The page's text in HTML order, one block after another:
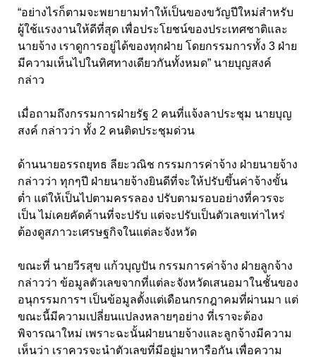
“อย่างไรก็ตามจะพยายามทำให้เป็นของขวัญปีใหม่สำหรับ
ผู้ใช้แรงงานให้ดีที่สุด เพื่อประโยชน์ของประเทศชาติและ
นายจ้าง เราดูการอยู่ได้ของทุกฝ่าย โดยกรรมการทั้ง 3 ฝ่าย
มีความเห็นไปในทิศทางเดียวกันทั้งหมด” นายบุญสงค์
กล่าว
เมื่อถามถึงกรรมการฝ่ายรัฐ 2 คนที่แจ้งลาประชุม นายบุญ
สงค์ กล่าวว่า ทั้ง 2 คนติดประชุมด่วน
ด้านนายอรรถยุทธ ลียะวณิช กรรมการค่าจ้าง ฝ่ายนายจ้าง
กล่าวว่า ทุกๆปี ฝ่ายนายจ้างยินดีที่จะให้ปรับขึ้นค่าจ้างขั้น
ต่ำ แต่ให้เป็นไปตามครรลอง ปรับตามรอบอย่างที่ควรจะ
เป็น ไม่เคยคัดค้านที่จะปรับ แต่จะปรับเป็นตัวเลขเท่าไหร่
ต้องดูสภาวะเศรษฐกิจในแต่ละจังหวัด
ขณะที่ นายวีรสุข แก้วบุญปัน กรรมการค่าจ้าง ฝ่ายลูกจ้าง
กล่าวว่า ข้อมูลตัวเลขจากที่แต่ละจังหวัดเสนอมาในชั้นของ
อนุกรรมการฯ เป็นข้อมูลตั้งแต่เดือนกรกฎาคมที่ผ่านมา แต่
ขณะนี้มีความเปลี่ยนแปลงหลายๆอย่าง ที่เราจะต้อง
พิจารณาใหม่ เพราะฉะนั้นฝ่ายนายจ้างและลูกจ้างมีความ
เห็นว่า เราควรจะนำตัวเลขที่มีอยู่มาหารือกัน เพื่อความ